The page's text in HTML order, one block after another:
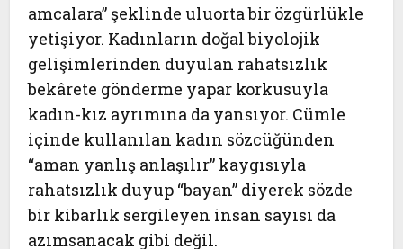
amcalara” şeklinde uluorta bir özgürlükle
yetişiyor. Kadınların doğal biyolojik
gelişimlerinden duyulan rahatsızlık
bekârete gönderme yapar korkusuyla
kadın-kız ayrımına da yansıyor. Cümle
içinde kullanılan kadın sözcüğünden
“aman yanlış anlaşılır” kaygısıyla
rahatsızlık duyup “bayan” diyerek sözde
bir kibarlık sergileyen insan sayısı da
azımsanacak gibi değil.